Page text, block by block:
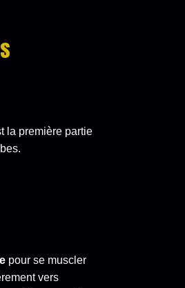
la première partie
pour se muscler
vers